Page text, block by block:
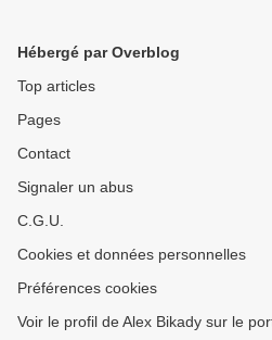
Hébergé par Overblog
Top articles
Pages
Contact
Signaler un abus
C.G.U.
Cookies et données personnelles
Préférences cookies
Voir le profil de Alex Bikady sur le